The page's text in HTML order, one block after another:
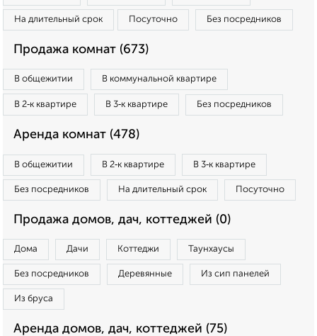
На длительный срок Посуточно Без посредников
Продажа комнат (673)
В общежитии В коммунальной квартире
В 2‑к квартире В 3‑к квартире Без посредников
Аренда комнат (478)
В общежитии В 2‑к квартире В 3‑к квартире
Без посредников На длительный срок Посуточно
Продажа домов, дач, коттеджей (0)
Дома Дачи Коттеджи Таунхаусы
Без посредников Деревянные Из сип панелей
Из бруса
Аренда домов, дач, коттеджей (75)